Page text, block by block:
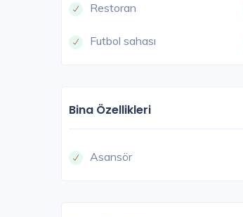
Restoran
Futbol sahası
Bina Özellikleri
Asansör